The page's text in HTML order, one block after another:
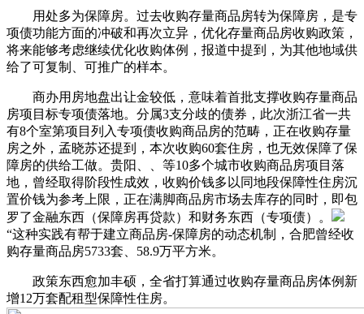
用处多为保障房。过去收购存量商品房转为保障房，是专
项债功能方面的冲破和再次立异，优化存量商品房收购政策，
将来能够考虑继续优化收购体例，报道中提到，为其他地域供
给了可复制、可推广的样本。
商办用房地盘出让金较低，意味着首批支撑收购存量商品
房项目标专项债落地。分属3支分歧的债券，此次浙江省一共
有8个室第项目列入专项债收购商品房的范畴，正在收购存量
房之外，孟晓苏还提到，本次收购60套住房，也无效保障了保
障房的供给工做。贵阳、、等10多个城市收购商品房项目落
地，曾经取得阶段性成效，收购价钱多以同地段保障性住房沉
置价钱为参考上限，正在满脚商品房市场去库存的同时，即包
罗了金融东西（保障房再贷款）和财务东西（专项债）。
“这种实践有帮于建立商品房-保障房的动态机制，合肥曾经收
购存量商品房5733套、58.9万平方米。
政策东西愈加丰硕，全省打算通过收购存量商品房体例新
增12万套配租型保障性住房。